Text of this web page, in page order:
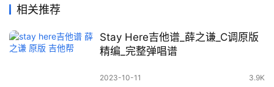
相关推荐
Stay Here吉他谱_薛之谦_C调原版
精编_完整弹唱谱
2023-10-11 3.9K